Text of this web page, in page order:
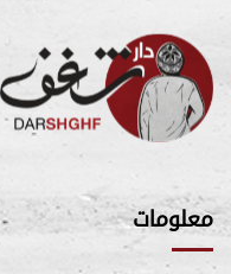
معلومات